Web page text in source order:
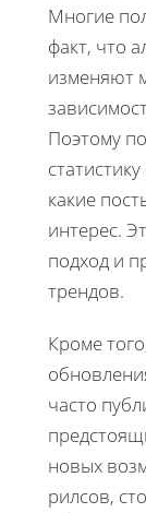
Многие
факт, что
изменяют
Поэтому
какие
интерес.
подход и
трендов.
Кроме
часто
новых
рилсов,